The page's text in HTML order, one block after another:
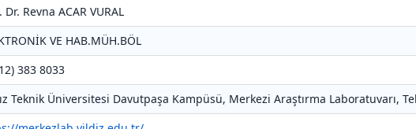
Dr. Revna ACAR VURAL
VE HAB.MÜH.BÖL
383 8033
Teknik Üniversitesi Davutpaşa Kampüsü, Merkezi Araştırma Laboratuvarı,